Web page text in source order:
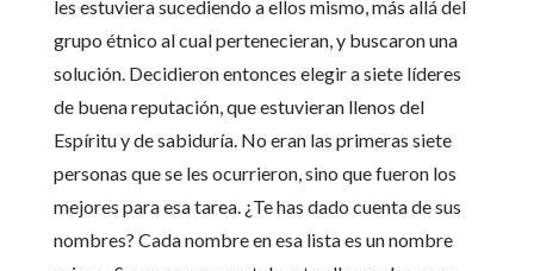
les estuviera sucediendo a ellos mismo, más allá del
grupo étnico al cual pertenecieran, y buscaron una
solución. Decidieron entonces elegir a siete líderes
de buena reputación, que estuvieran llenos del
Espíritu y de sabiduría. No eran las primeras siete
personas que se les ocurrieron, sino que fueron los
mejores para esa tarea. ¿Te has dado cuenta de sus
nombres? Cada nombre en esa lista es un nombre